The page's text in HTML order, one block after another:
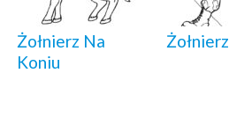
Żołnierz Na
Koniu
Żołnierz